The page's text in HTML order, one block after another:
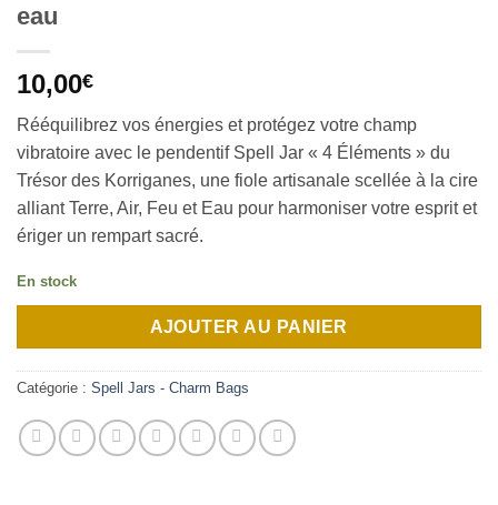
eau
10,00€
Rééquilibrez vos énergies et protégez votre champ
vibratoire avec le pendentif Spell Jar « 4 Éléments » du
Trésor des Korriganes, une fiole artisanale scellée à la cire
alliant Terre, Air, Feu et Eau pour harmoniser votre esprit et
ériger un rempart sacré.
En stock
AJOUTER AU PANIER
Catégorie : Spell Jars - Charm Bags